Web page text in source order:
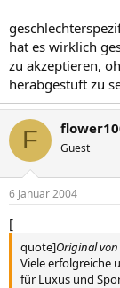
hat es wirklich
zu akzeptieren,
herabgestuft zu
F Guest
6 Januar 2004
[
quote]Original
Viele erfolgreiche
für Luxus und